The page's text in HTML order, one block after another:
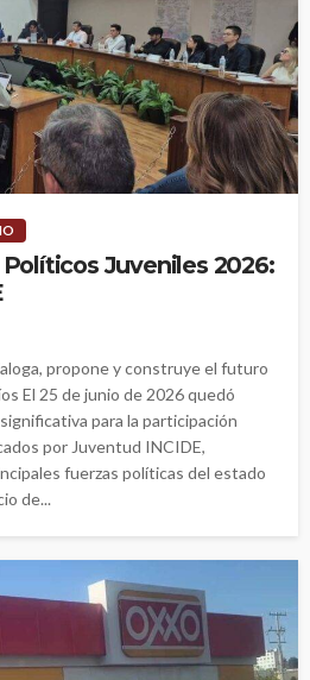
Juveniles 2026:
propone y construye el futuro
El 25 de junio de 2026 quedó
para la participación
por Juventud INCIDE,
fuerzas políticas del estado
de...